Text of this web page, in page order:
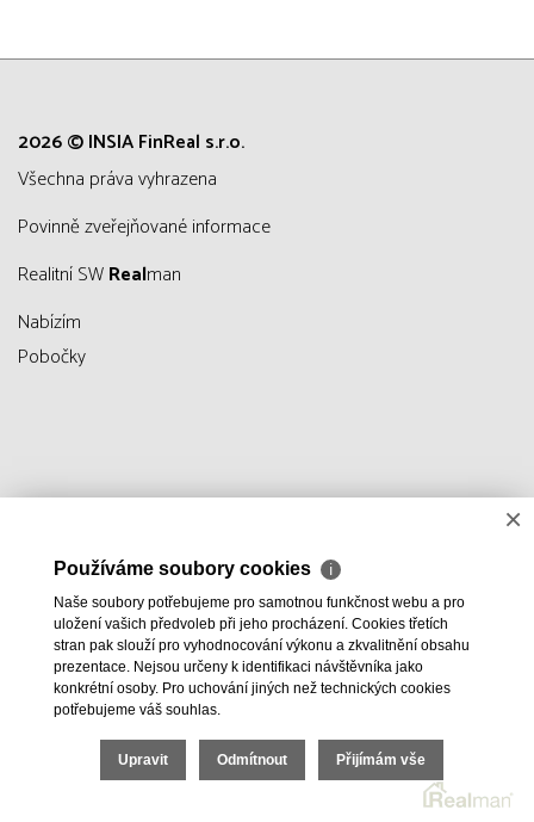
2026 © INSIA FinReal s.r.o.
všechna práva vyhrazena
Povinně zveřejňované informace
Realitní SWRealman
Nabízím
Pobočky
×
Používáme soubory cookies ℹ
Naše soubory potřebujeme pro samotnou funkčnost webu a pro
uložení vašich předvoleb při jeho procházení. Cookies třetích
stran pak slouží pro vyhodnocování výkonu a zkvalitnění obsahu
prezentace. Nejsou určeny k identifikaci návštěvníka jako
konkrétní osoby. Pro uchování jiných než technických cookies
potřebujeme váš souhlas.
Upravit Odmítnout Přijímám vše